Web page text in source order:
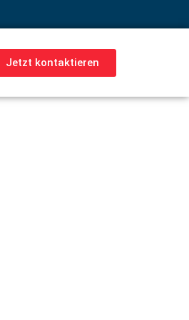
Jetzt kontaktieren